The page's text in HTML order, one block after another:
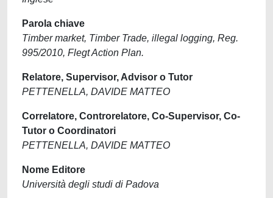
Parola chiave
Timber market, Timber Trade, illegal logging, Reg.
995/2010, Flegt Action Plan.
Relatore, Supervisor, Advisor o Tutor
PETTENELLA, DAVIDE MATTEO
Correlatore, Controrelatore, Co-Supervisor, Co-
Tutor o Coordinatori
PETTENELLA, DAVIDE MATTEO
Nome Editore
Università degli studi di Padova